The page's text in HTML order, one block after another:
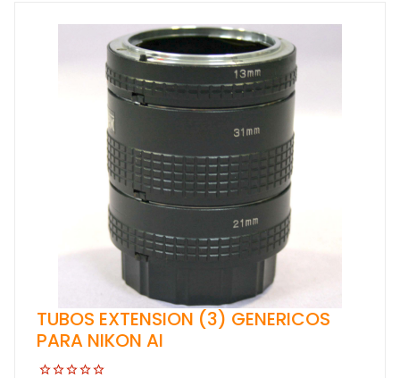
TUBOS EXTENSION (3) GENERICOS
PARA NIKON AI